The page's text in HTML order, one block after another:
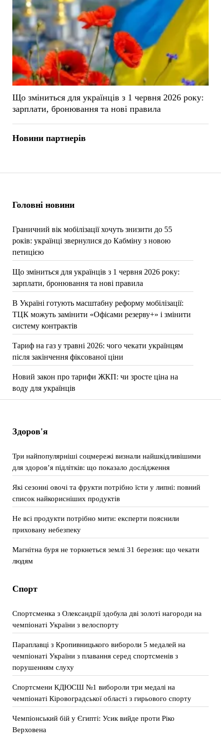
Головні новини
Граничний вік мобілізації хочуть знизити до 55
років: українці звернулися до Кабміну з новою
петицією
Що зміниться для українців з 1 червня 2026 року:
зарплати, бронювання та нові правила
В Україні готують масштабну реформу мобілізації:
ТЦК можуть замінити «Офісами резерву+» і змінити
систему контрактів
Тариф на газ у травні 2026: чого чекати українцям
після закінчення фіксованої ціни
Новий закон про тарифи ЖКП: чи зросте ціна на
воду для українців
Що зміниться для українців з 1 червня 2026 року:
зарплати, бронювання та нові правила
Новини партнерів
Здоров'я
Три найпопулярніші соцмережі визнали найшкідливішими
для здоров’я підлітків: що показало дослідження
Які сезонні овочі та фрукти потрібно їсти у липні: повний
список найкорисніших продуктів
Не всі продукти потрібно мити: експерти пояснили
приховану небезпеку
Магнітна буря не торкнеться землі 31 березня: що чекати
людям
Спорт
Спортсменка з Олександрії здобула дві золоті нагороди на
чемпіонаті України з велоспорту
Параплавці з Кропивницького вибороли 5 медалей на
чемпіонаті України з плавання серед спортсменів з
порушенням слуху
Спортсмени КДЮСШ №1 вибороли три медалі на
чемпіонаті Кіровоградської області з гирьового спорту
Чемпіонський бій у Єгипті: Усик вийде проти Ріко
Верховена